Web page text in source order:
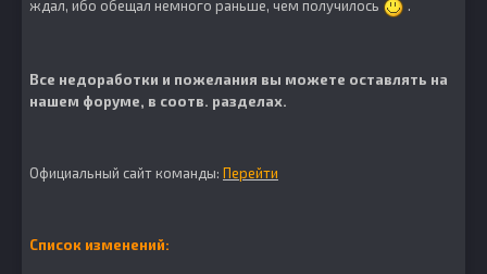
ждал, ибо обещал немного раньше, чем получилось
.
Все недоработки и пожелания вы можете оставлять на
нашем форуме, в соотв. разделах.
Официальный сайт команды: Перейти
Список изменений: